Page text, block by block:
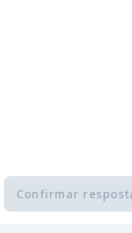
Confirmar